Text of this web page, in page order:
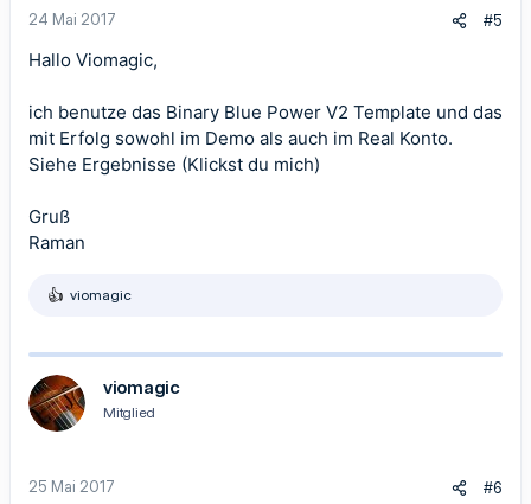
24 Mai 2017 #5
Hallo Viomagic,
ich benutze das Binary Blue Power V2 Template und das
mit Erfolg sowohl im Demo als auch im Real Konto.
Siehe Ergebnisse (Klickst du mich)
Gruß
Raman
R
k
t
i
o
n
:
viomagic
viomagic
Mitglied
25 Mai 2017 #6